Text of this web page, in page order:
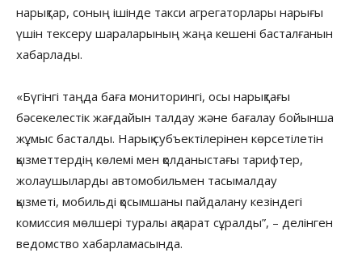
нарықтар, соның ішінде такси агрегаторлары нарығы
үшін тексеру шараларының жаңа кешені басталғанын
хабарлады. ⠀
«Бүгінгі таңда баға мониторингі, осы нарықтағы
бәсекелестік жағдайын талдау және бағалау бойынша
жұмыс басталды. Нарық субъектілерінен көрсетілетін
қызметтердің көлемі мен қолданыстағы тарифтер,
жолаушыларды автомобильмен тасымалдау
қызметі, мобильді қосымшаны пайдалану кезіндегі
комиссия мөлшері туралы ақпарат сұралды”, – делінген
ведомство хабарламасында.